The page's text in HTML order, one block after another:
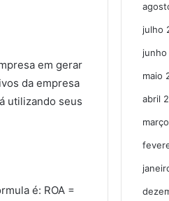
em gerar
da empresa
utilizando seus
é: ROA =
julho
maio
abril